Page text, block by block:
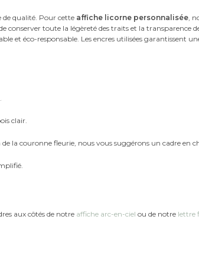
de qualité. Pour cette affiche licorne personnalisée ,
toute la légèreté des traits et la transparence
éco-responsable. Les encres utilisées garantissent
clair.
la couronne fleurie, nous vous suggérons un cadre en
aux côtés de notre affiche arc-en-ciel ou de notre lettre